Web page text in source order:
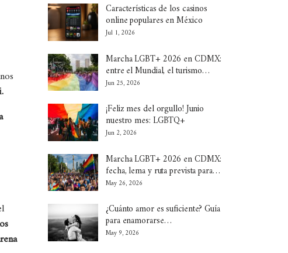
Características de los casinos
online populares en México
Jul 1, 2026
Marcha LGBT+ 2026 en CDMX:
entre el Mundial, el turismo…
Jun 25, 2026
¡Feliz mes del orgullo! Junio
nuestro mes: LGBTQ+
Jun 2, 2026
Marcha LGBT+ 2026 en CDMX:
fecha, lema y ruta prevista para…
May 26, 2026
¿Cuánto amor es suficiente? Guía
para enamorarse…
May 9, 2026